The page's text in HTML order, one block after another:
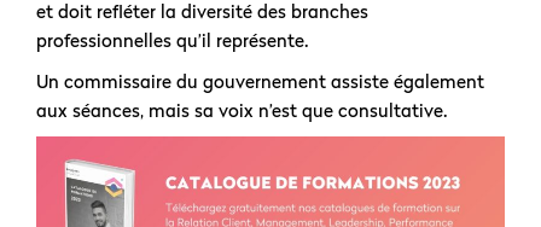
et doit refléter la diversité des branches
professionnelles qu’il représente.
Un commissaire du gouvernement assiste également
aux séances, mais sa voix n’est que consultative.